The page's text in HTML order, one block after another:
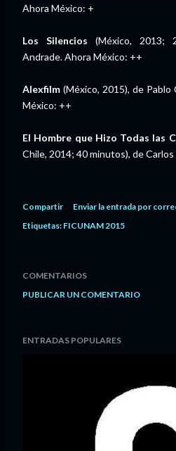
Ahora México: +
Los Silencios (México, 2013;
Andrade. Ahora México: ++
Alexfilm (México, 2015), de
México: ++
El Hombre que Hizo Todas las
Chile, 2014; 40 minutos), de
Compartir
Enviar la entrada por
Etiquetas: FICUNAM 2015
COMENTARIOS
PUBLICAR UN COMENTARIO
ENTRADAS POPULARES